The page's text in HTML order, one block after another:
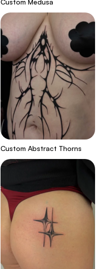
Custom Medusa
Custom Abstract Thorns